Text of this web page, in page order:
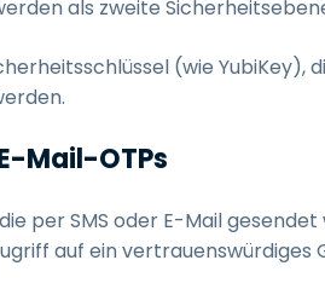
als zweite
(wie
Mail-OTPs
per SMS oder E-Mail
auf ein vertrauenswürdiges